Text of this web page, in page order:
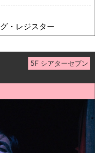
・レジスター